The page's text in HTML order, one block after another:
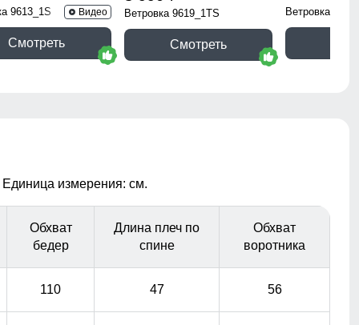
9613_1S Видео
Смотреть
Ветровка 9619_1TS
Смотреть
Ветровка
Единица измерения: см.
Обхват
бедер
Длина плеч по
спине
Обхват
воротника
110 47 56